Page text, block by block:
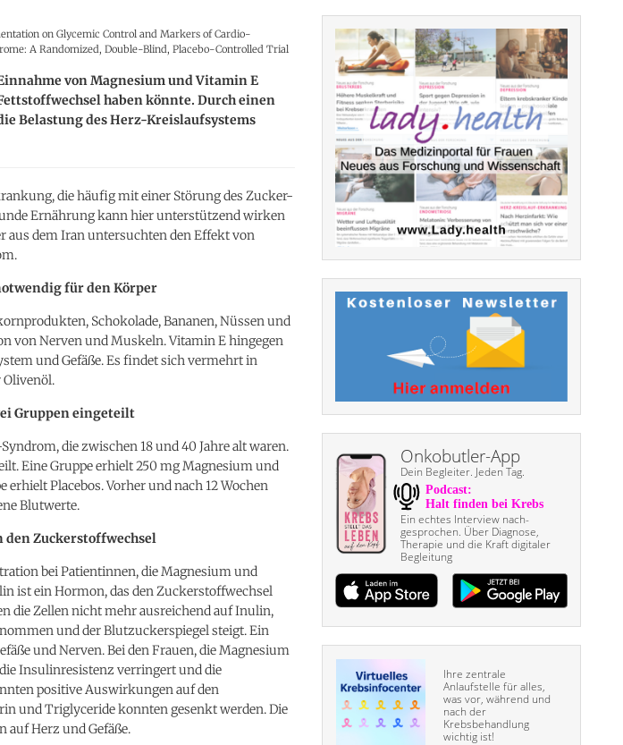
on Glycemic Control and Markers of Cardio-
A Randomized, Double-Blind, Placebo-Controlled Trial
von Magnesium und Vitamin E
haben könnte. Durch einen
Belastung des Herz-Kreislaufsystems
die häufig mit einer Störung des Zucker-
Ernährung kann hier unterstützend wirken
aus dem Iran untersuchten den Effekt von
für den Körper
Schokolade, Bananen, Nüssen und
von Nerven und Muskeln. Vitamin E hingegen
und Gefäße. Es findet sich vermehrt in
Gruppen eingeteilt
die zwischen 18 und 40 Jahre alt waren.
Eine Gruppe erhielt 250 mg Magnesium und
Placebos. Vorher und nach 12 Wochen
Blutwerte.
den Zuckerstoffwechsel
bei Patientinnen, die Magnesium und
ist ein Hormon, das den Zuckerstoffwechsel
die Zellen nicht mehr ausreichend auf Inulin,
und der Blutzuckerspiegel steigt. Ein
und Nerven. Bei den Frauen, die Magnesium
Insulinresistenz verringert und die
positive Auswirkungen auf den
und Triglyceride konnten gesenkt werden. Die
auf Herz und Gefäße.
Onkobutler-App
Dein Begleiter. Jeden Tag.
Ein echtes Interview nach­
gesprochen. Über Diagnose,
Therapie und die Kraft digitaler
Begleitung
Ihre zentrale
Anlaufstelle für alles,
was vor, während und
nach der
Krebsbehandlung
wichtig ist!